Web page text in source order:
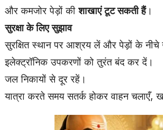
और कमजोर पेड़ों कीशाखाएं टूट सकती हैं।
सुरक्षा के लिए सुझाव
सुरक्षित स्थान पर आश्रय लें और पेड़ों के नीचे
इलेक्ट्रॉनिक उपकरणों को तुरंत बंद कर दें।
जल निकायों से दूर रहें।
यात्रा करते समय सतर्क होकर वाहन चलाएँ,